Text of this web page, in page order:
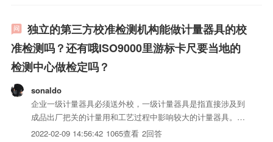
独立的第三方校准检测机构能做计量器具的校
准检测吗？还有哦ISO9000里游标卡尺要当地的
检测中心做检定吗？
sonaldo
企业一级计量器具必须送外校，一级计量器具是指直接涉及到
成品出厂把关的计量用和工艺过程中影响较大的计量器具。外
校最好找当地质量技术检验监督局校准比较好。如果有资质，
2022-02-09 14:56:42 1065查看 2回答